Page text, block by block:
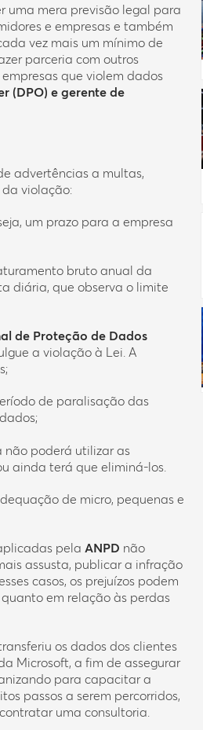
uma mera previsão legal para
e empresas e também
vez mais um mínimo de
parceria com outros
que violem dados
(DPO) e gerente de
advertências a multas,
violação:
um prazo para a empresa
bruto anual da
diária, que observa o limite
de Proteção de Dados
a violação à Lei. A
de paralisação das
não poderá utilizar as
ainda terá que eliminá-los.
de micro, pequenas e
pela ANPD não
assusta, publicar a infração
casos, os prejuízos podem
em relação às perdas
os dados dos clientes
Microsoft, a fim de assegurar
para capacitar a
passos a serem percorridos,
uma consultoria.